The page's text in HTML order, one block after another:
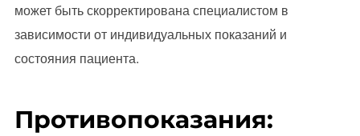
может быть скорректирована специалистом в
зависимости от индивидуальных показаний и
состояния пациента.
Противопоказания: